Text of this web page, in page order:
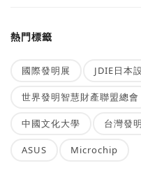
熱門標籤
國際發明展 JDIE日本
世界發明智慧財產聯盟總會
中國文化大學 台灣發
ASUS Microchip